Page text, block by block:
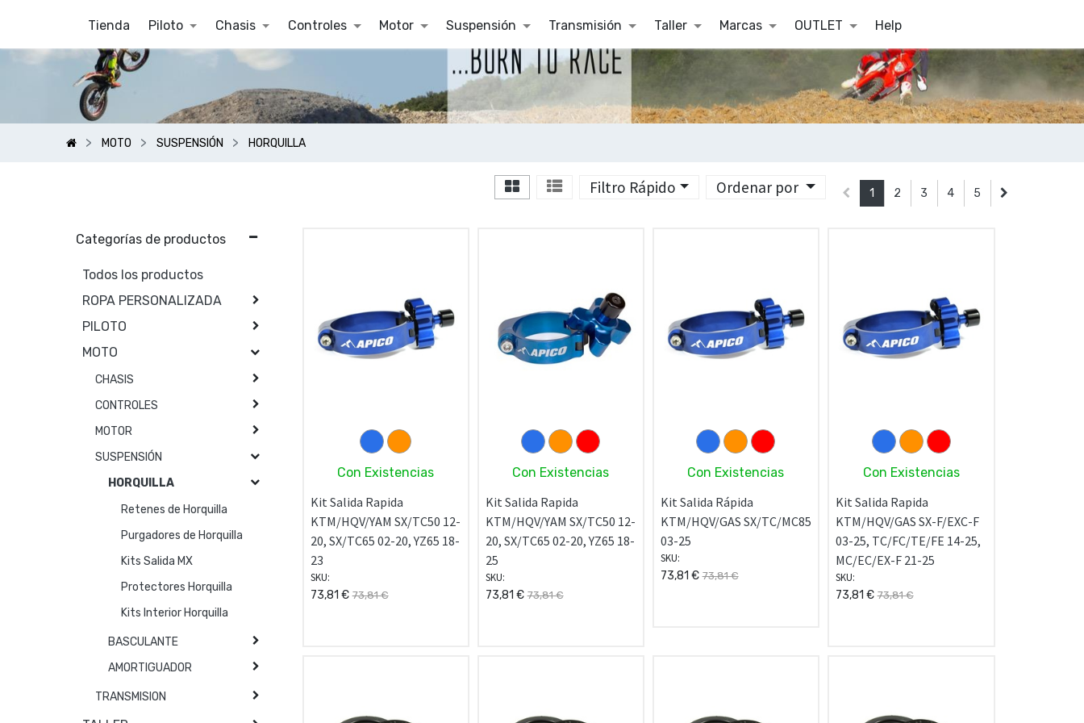
Tienda Piloto Chasis Controles Motor Suspensión Transmisión Taller Marcas OUTLET Help
MOTO SUSPENSIÓN HORQUILLA
1 2 3 4 5
Ordenar por
Filtro Rápido
Categorías de productos
Todos los productos
ROPA PERSONALIZADA
PILOTO
MOTO
CHASIS
CONTROLES
MOTOR
SUSPENSIÓN
HORQUILLA
Retenes de Horquilla
Purgadores de Horquilla
Kits Salida MX
Protectores Horquilla
Kits Interior Horquilla
BASCULANTE
AMORTIGUADOR
TRANSMISION
Con Existencias
Kit Salida Rapida
KTM/HQV/YAM SX/TC50 12-
20, SX/TC65 02-20, YZ65 18-
23
SKU:
73,81 € 73,81€
Con Existencias
Kit Salida Rapida
KTM/HQV/YAM SX/TC50 12-
20, SX/TC65 02-20, YZ65 18-
25
SKU:
73,81 € 73,81€
Con Existencias
Kit Salida Rápida
KTM/HQV/GAS SX/TC/MC85
03-25
SKU:
73,81 € 73,81€
Con Existencias
Kit Salida Rapida
KTM/HQV/GAS SX-F/EXC-F
03-25, TC/FC/TE/FE 14-25,
MC/EC/EX-F 21-25
SKU:
73,81 € 73,81€